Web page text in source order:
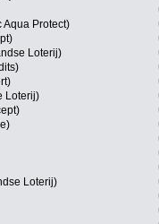
Aqua Protect)
Loterij)
Loterij)
Loterij)